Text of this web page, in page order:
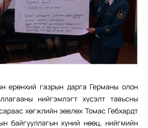
ерөнхий газрын дарга Германы олон
нийгэмлэгт хүсэлт тавьсны
хөгжлийн зөвлөх Томас Гебхардт
байгууллагын хүний нөөц, нийгмийн